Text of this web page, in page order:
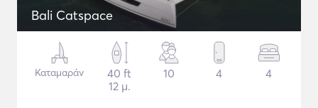
Bali Catspace
Καταμαράν
40 ft
12 μ.
10 4 4